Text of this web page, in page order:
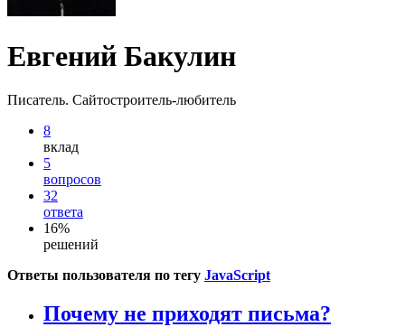
Евгений Бакулин
Писатель. Сайтостроитель-любитель
8
вклад
5
вопросов
32
ответа
16%
решений
Ответы пользователя по тегу JavaScript
Почему не приходят письма?